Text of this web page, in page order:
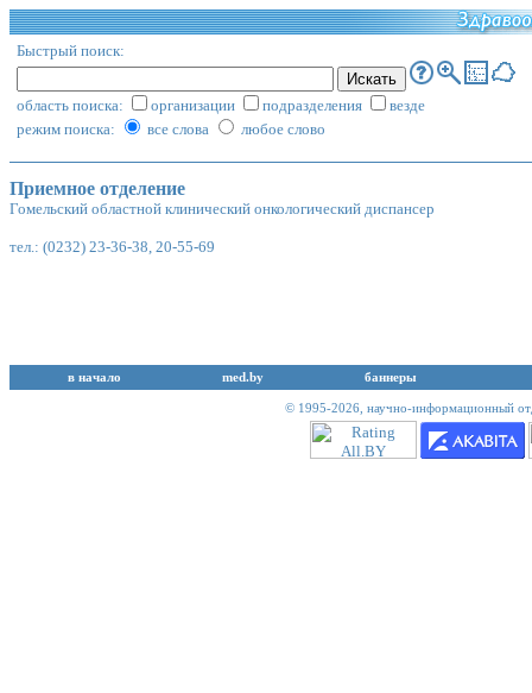
Быстрый поиск:
область поиска: организации подразделения
везде
режим поиска:
все слова любое слово
Приемное отделение
Гомельский областной клинический онкологический диспансер
тел.: (0232) 23-36-38, 20-55-69
в начало med.by баннеры
© 1995-2026, научно-информационный